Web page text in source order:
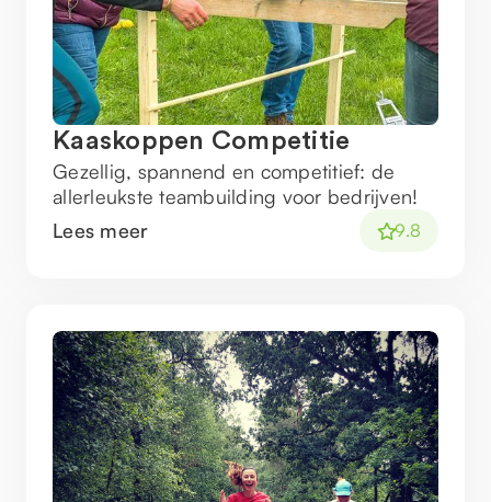
Kaaskoppen Competitie
Gezellig, spannend en competitief: de
allerleukste teambuilding voor bedrijven!
Lees meer
9.8